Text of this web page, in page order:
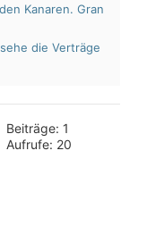
Kanaren. Gran
die Verträge
Beiträge: 1
Aufrufe: 20